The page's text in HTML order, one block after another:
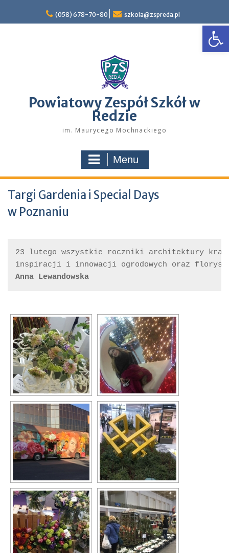
content
(058) 678-70-80 szkola@zspreda.pl
Powiatowy Zespół Szkół w
Redzie
im. Maurycego Mochnackiego
Menu
Targi Gardenia i Special Days
w Poznaniu
23 lutego wszystkie roczniki architektury